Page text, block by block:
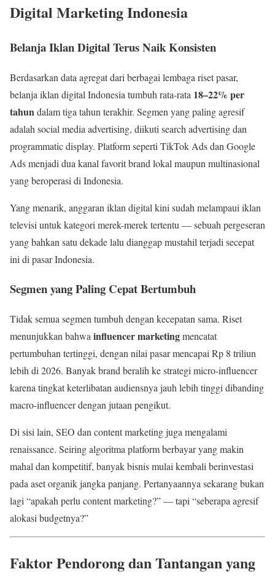
Digital Marketing Indonesia
Belanja Iklan Digital Terus Naik Konsisten
Berdasarkan data agregat dari berbagai lembaga riset pasar,
belanja iklan digital Indonesia tumbuh rata-rata 18–22% per
tahun dalam tiga tahun terakhir. Segmen yang paling agresif
adalah social media advertising, diikuti search advertising dan
programmatic display. Platform seperti TikTok Ads dan Google
Ads menjadi dua kanal favorit brand lokal maupun multinasional
yang beroperasi di Indonesia.
Yang menarik, anggaran iklan digital kini sudah melampaui iklan
televisi untuk kategori merek-merek tertentu — sebuah pergeseran
yang bahkan satu dekade lalu dianggap mustahil terjadi secepat
ini di pasar Indonesia.
Segmen yang Paling Cepat Bertumbuh
Tidak semua segmen tumbuh dengan kecepatan sama. Riset
menunjukkan bahwa influencer marketingmencatat
pertumbuhan tertinggi, dengan nilai pasar mencapai Rp 8 triliun
lebih di 2026. Banyak brand beralih ke strategi micro-influencer
karena tingkat keterlibatan audiensnya jauh lebih tinggi dibanding
macro-influencer dengan jutaan pengikut.
Di sisi lain, SEO dan content marketing juga mengalami
renaissance. Seiring algoritma platform berbayar yang makin
mahal dan kompetitif, banyak bisnis mulai kembali berinvestasi
pada aset organik jangka panjang. Pertanyaannya sekarang bukan
lagi “apakah perlu content marketing?” — tapi “seberapa agresif
alokasi budgetnya?”
Faktor Pendorong dan Tantangan yang